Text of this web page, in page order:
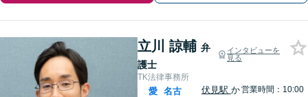
立川 諒輔 弁
護士
インタビューを
見る
TK法律事務所
愛
名古
伏見駅 か営業時間：10:00